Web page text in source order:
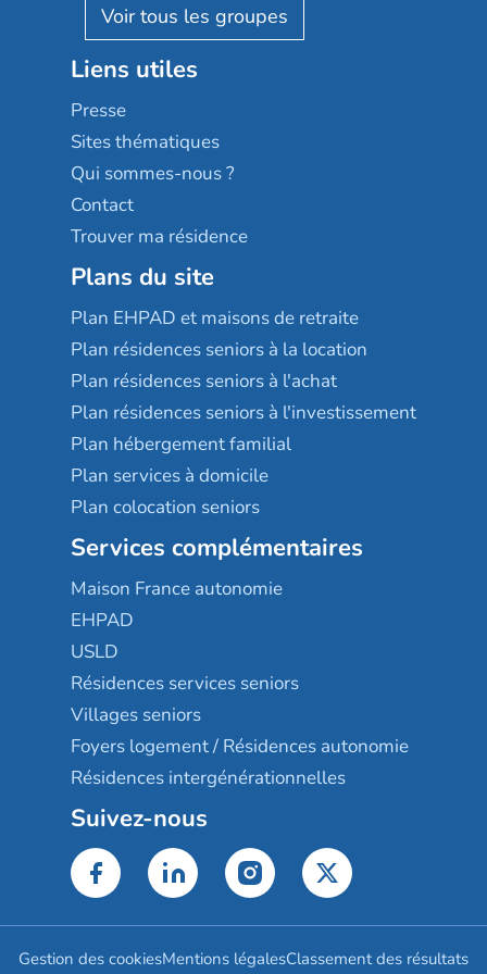
Reseda
Stella management
Les villages d'or
Sérénys
Résidences services Villa Médicis
Résidalya
Groupe aplus
Liens utiles
Presse
Sites thématiques
Qui sommes-nous ?
Contact
Trouver ma résidence
Plans du site
Plan EHPAD et maisons de retraite
Plan résidences seniors à la location
Plan résidences seniors à l'achat
Plan résidences seniors à l'investissement
Plan hébergement familial
Plan services à domicile
Plan colocation seniors
Services complémentaires
Maison France autonomie
EHPAD
USLD
Résidences services seniors
Villages seniors
Foyers logement / Résidences autonomie
Résidences intergénérationnelles
Suivez-nous
Gestion des cookiesMentions légalesClassement des résultats